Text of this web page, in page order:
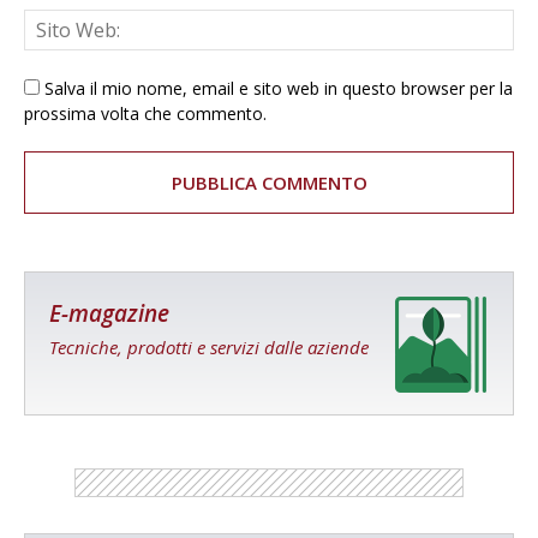
Salva il mio nome, email e sito web in questo browser per la
prossima volta che commento.
E-magazine
Tecniche, prodotti e servizi dalle aziende